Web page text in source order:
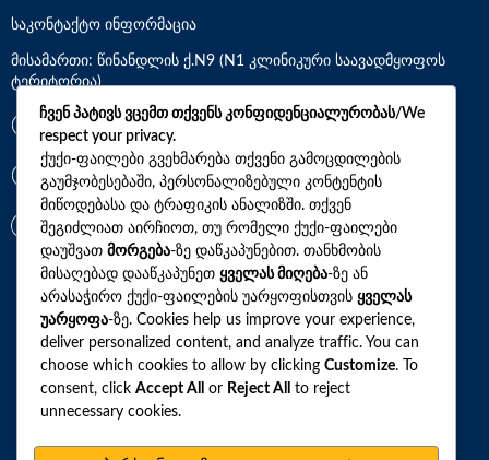
საკონტაქტო ინფორმაცია
მისამართი: წინანდლის ქ.N9 (N1 კლინიკური საავადმყოფოს
ტერიტორია)
*7770
+(995)32 2 800 111
info@synevo.ge
2021 – 2026 © სინევო. ყველა უფლება დაცულია
ყველა ანალიზი
ჩვენი აქციები და პროფილები
როგორ მოვემზადოთ ტესტების ჩასაბარებლად
ჩვენ პატივს ვცემთ თქვენს კონფიდენციალურობას/We
respect your privacy.
ქუქი-ფაილები გვეხმარება თქვენი გამოცდილების
გაუმჯობესებაში, პერსონალიზებული კონტენტის
მიწოდებასა და ტრაფიკის ანალიზში. თქვენ
შეგიძლიათ აირჩიოთ, თუ რომელი ქუქი-ფაილები
დაუშვათ მორგება-ზე დაწკაპუნებით. თანხმობის
მისაღებად დააწკაპუნეთ ყველას მიღება-ზე ან
არასაჭირო ქუქი-ფაილების უარყოფისთვის ყველას
უარყოფა-ზე. Cookies help us improve your experience,
deliver personalized content, and analyze traffic. You can
choose which cookies to allow by clicking Customize. To
consent, click Accept All or Reject All
to reject
unnecessary cookies.